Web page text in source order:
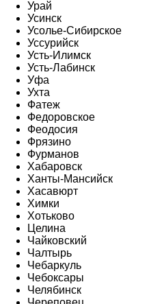
Урай
Усинск
Усолье-Сибирское
Уссурийск
Усть-Илимск
Усть-Лабинск
Уфа
Ухта
Фатеж
Федоровское
Феодосия
Фрязино
Фурманов
Хабаровск
Ханты-Мансийск
Хасавюрт
Химки
Хотьково
Целина
Чайковский
Чалтырь
Чебаркуль
Чебоксары
Челябинск